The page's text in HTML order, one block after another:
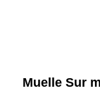
Muelle Sur